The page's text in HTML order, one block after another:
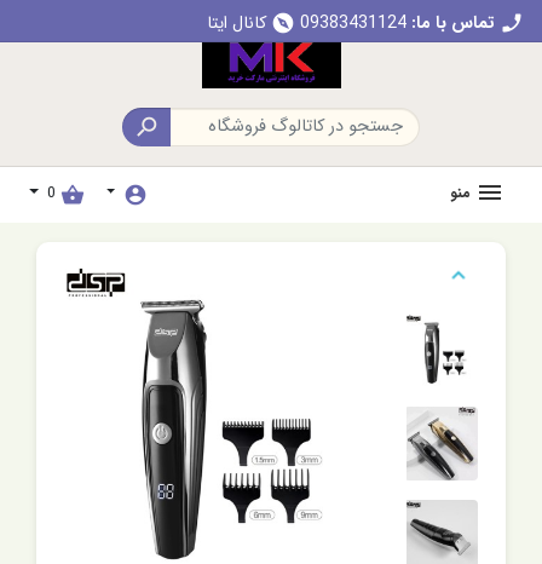
call تماس با ما: 09383431124
explore کانال ایتا

منو account_circle
shopping_basket
0
